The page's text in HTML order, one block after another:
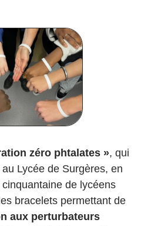
zéro phtalates », qui
Lycée de Surgères, en
de lycéens
bracelets permettant de
aux perturbateurs